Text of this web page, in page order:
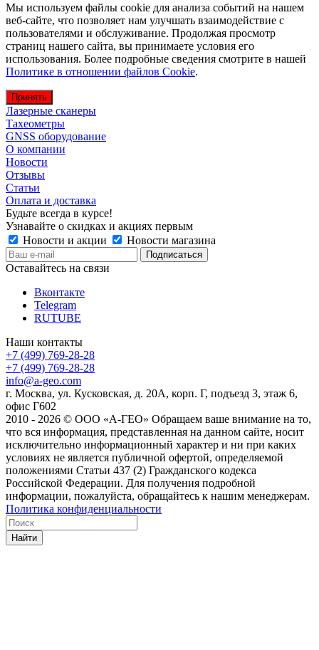
Мы используем файлы cookie для анализа событий на нашем
веб-сайте, что позволяет нам улучшать взаимодействие с
пользователями и обслуживание. Продолжая просмотр
страниц нашего сайта, вы принимаете условия его
использования. Более подробные сведения смотрите в нашей
Политике в отношении файлов Cookie.
Принять
Лазерные сканеры
Тахеометры
GNSS оборудование
О компании
Новости
Отзывы
Статьи
Оплата и доставка
Будьте всегда в курсе!
Узнавайте о скидках и акциях первым
Новости и акции
Новости магазина
Оставайтесь на связи
Вконтакте
Telegram
RUTUBE
Наши контакты
+7 (499) 769-28-28
+7 (499) 769-28-28
info@a-geo.com
г. Москва, ул. Кусковская, д. 20А, корп. Г, подъезд 3, этаж 6,
офис Г602
2010 - 2026 © ООО «А-ГЕО» Обращаем ваше внимание на то,
что вся информация, представленная на данном сайте, носит
исключительно информационный характер и ни при каких
условиях не является публичной офертой, определяемой
положениями Статьи 437 (2) Гражданского кодекса
Российской Федерации. Для получения подробной
информации, пожалуйста, обращайтесь к нашим менеджерам.
Политика конфиденциальности
Найти